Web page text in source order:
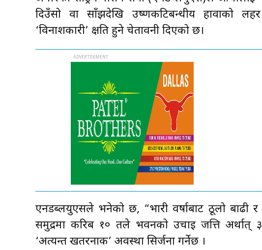
दिउँसो वा साँझदेखि उष्णकटिबन्धीय हावाको
‘विनाशकारी’ क्षति हुने चेतावनी दिएको छ।
एनडब्लयुएसले भनेको छ, “भारी वर्षाबाट ठूलो बाढी र
समुद्रमा करिब १० तले भवनको उचाइ जत्ति अर्थात्
‘अत्यन्त खतरनाक’ अवस्था सिर्जना गर्नेछ ।